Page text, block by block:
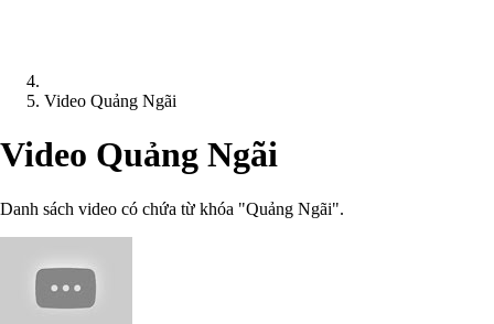
Video Quảng Ngãi
Video Quảng Ngãi
Danh sách video có chứa từ khóa "Quảng Ngãi".